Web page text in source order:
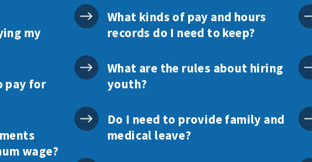
my
pay for
wage?
What kinds of pay and hours
records do I need to keep?
What are the rules about hiring
youth?
Do I need to provide family and
medical leave?